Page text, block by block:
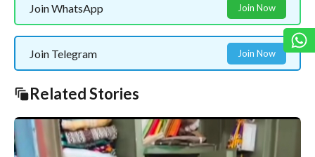
Join WhatsApp Join Now
Join Telegram Join Now
Related Stories